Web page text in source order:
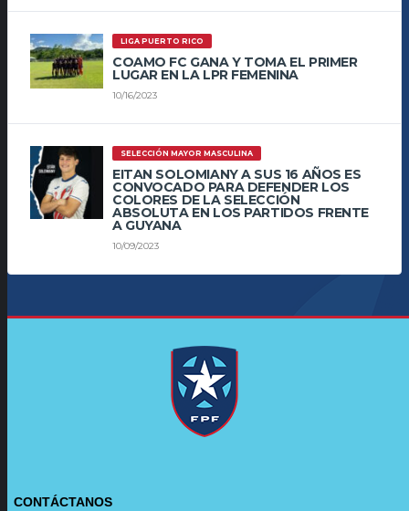
LIGA PUERTO RICO
COAMO FC GANA Y TOMA EL PRIMER
LUGAR EN LA LPR FEMENINA
10/16/2023
SELECCIÓN MAYOR MASCULINA
EITAN SOLOMIANY A SUS 16 AÑOS ES
CONVOCADO PARA DEFENDER LOS
COLORES DE LA SELECCIÓN
ABSOLUTA EN LOS PARTIDOS FRENTE
A GUYANA
10/09/2023
CONTÁCTANOS